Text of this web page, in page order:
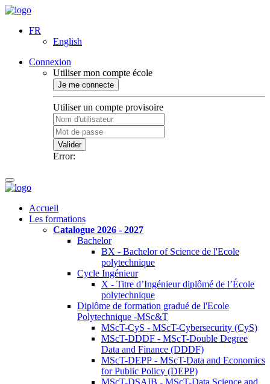
FR
English
Connexion
Utiliser mon compte école
Je me connecte
Utiliser un compte provisoire
Valider
Error:
Accueil
Les formations
Catalogue 2026 - 2027
Bachelor
BX - Bachelor of Science de l'Ecole
polytechnique
Cycle Ingénieur
X - Titre d’Ingénieur diplômé de l’École
polytechnique
Diplôme de formation gradué de l'Ecole
Polytechnique -MSc&T
MScT-CyS - MScT-Cybersecurity (CyS)
MScT-DDDF - MScT-Double Degree
Data and Finance (DDDF)
MScT-DEPP - MScT-Data and Economics
for Public Policy (DEPP)
MScT-DSAIB - MScT-Data Science and